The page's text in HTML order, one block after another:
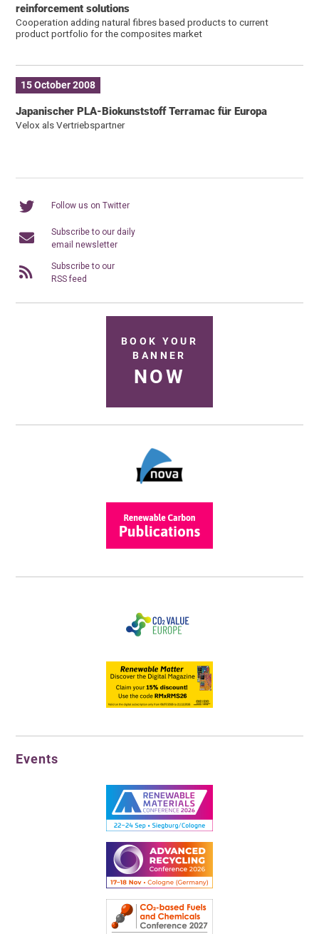
reinforcement solutions
Cooperation adding natural fibres based products to current
product portfolio for the composites market
15 October 2008
Japanischer PLA-Biokunststoff Terramac für Europa
Velox als Vertriebspartner
Follow us on Twitter
Subscribe to our daily
email newsletter
Subscribe to our
RSS feed
BOOK YOUR
BANNER
NOW
Events